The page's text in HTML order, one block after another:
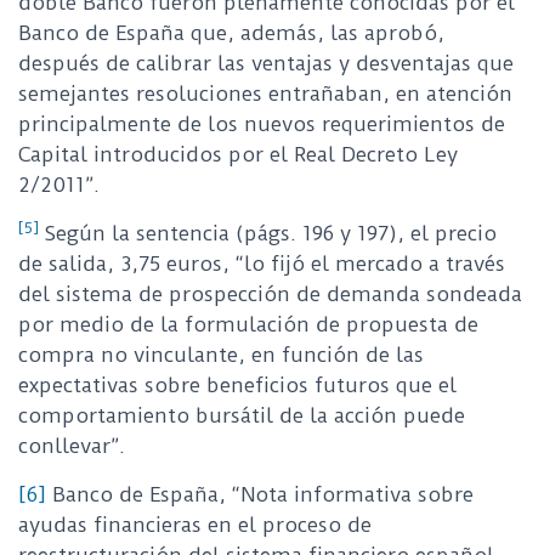
Banco de España que, además, las aprobó,
después de calibrar las ventajas y desventajas que
semejantes resoluciones entrañaban, en atención
principalmente de los nuevos requerimientos de
Capital introducidos por el Real Decreto Ley
2/2011”.
[5] Según la sentencia (págs. 196 y 197), el precio
de salida, 3,75 euros, “lo fijó el mercado a través
del sistema de prospección de demanda sondeada
por medio de la formulación de propuesta de
compra no vinculante, en función de las
expectativas sobre beneficios futuros que el
comportamiento bursátil de la acción puede
conllevar”.
[6] Banco de España, “Nota informativa sobre
ayudas financieras en el proceso de